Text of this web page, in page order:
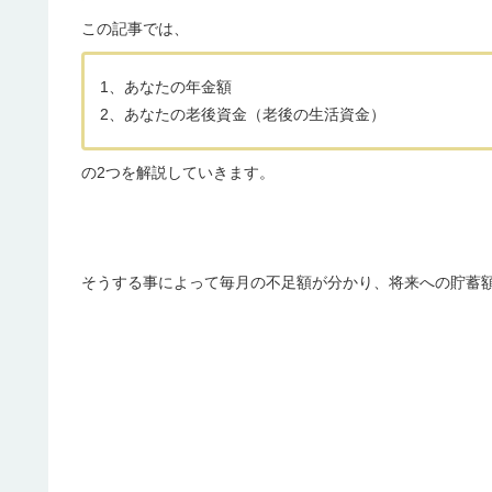
この記事では、
1、あなたの年金額
2、あなたの老後資金（老後の生活資金）
の2つを解説していきます。
そうする事によって毎月の不足額が分かり、将来への貯蓄